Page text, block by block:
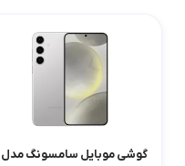
گوشی موبایل سامسونگ مدل